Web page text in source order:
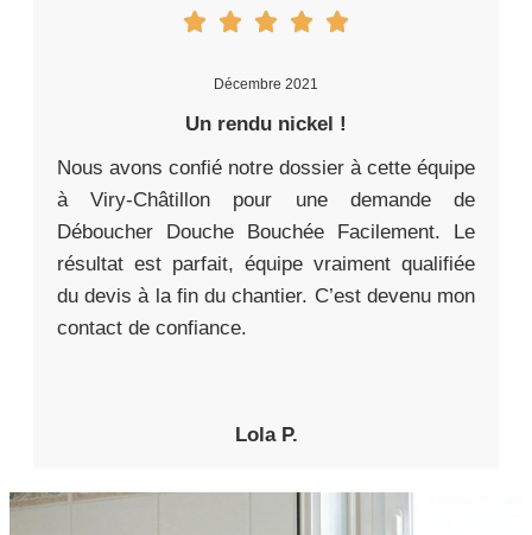
Décembre 2021
Un rendu nickel !
Nous avons confié notre dossier à cette équipe
à Viry-Châtillon pour une demande de
Déboucher Douche Bouchée Facilement. Le
résultat est parfait, équipe vraiment qualifiée
du devis à la fin du chantier. C’est devenu mon
contact de confiance.
Lola P.